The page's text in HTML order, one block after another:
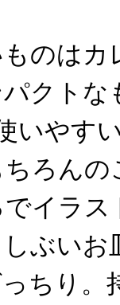
のはカ
クト
いやす
ろん
イラ
ぶいお
ちり。